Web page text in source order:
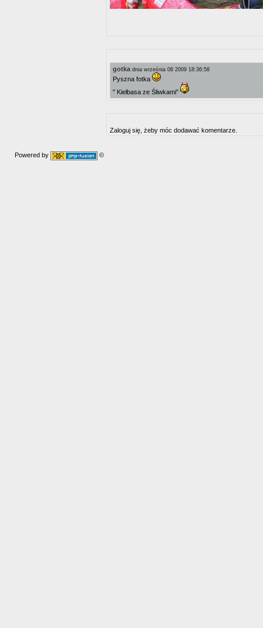
gotka dnia września 08 2009 18:36:58
Pyszna fotka
" Kiełbasa ze Śliwkami"
Zaloguj się, żeby móc dodawać komentarze.
Powered by ©